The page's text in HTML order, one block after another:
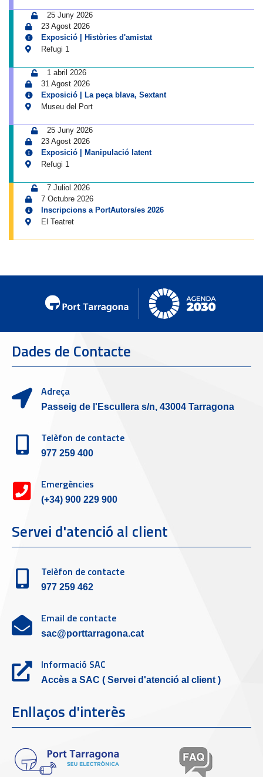
25 Juny 2026
23 Agost 2026
Exposició | Històries d'amistat
Refugi 1
1 abril 2026
31 Agost 2026
Exposició | La peça blava, Sextant
Museu del Port
25 Juny 2026
23 Agost 2026
Exposició | Manipulació latent
Refugi 1
7 Juliol 2026
7 Octubre 2026
Inscripcions a PortAutors/es 2026
El Teatret
Dades de Contacte
Adreça
Passeig de l'Escullera s/n, 43004 Tarragona
Telèfon de contacte
977 259 400
Emergències
(+34) 900 229 900
Servei d'atenció al client
Telèfon de contacte
977 259 462
Email de contacte
sac@porttarragona.cat
Informació SAC
Accès a SAC ( Servei d'atenció al client )
Enllaços d'interès